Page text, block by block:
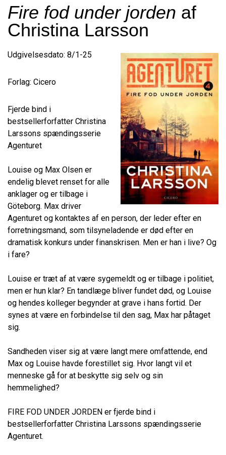
Fire fod under jorden af
Christina Larsson
Udgivelsesdato: 8/1-25
Forlag: Cicero
Fjerde bind i
bestsellerforfatter Christina
Larssons spændingsserie
Agenturet
Louise og Max Olsen er
endelig blevet renset for alle
anklager og er tilbage i
Göteborg. Max driver
Agenturet og kontaktes af en person, der leder efter en
forretningsmand, som tilsyneladende er død efter en
dramatisk konkurs under finanskrisen. Men er han i live? Og
i fare?
Louise er træt af at være sygemeldt og er tilbage i politiet,
men er hun klar? En tandlæge bliver fundet død, og Louise
og hendes kolleger begynder at grave i hans fortid. Der
synes at være en forbindelse til den sag, Max har påtaget
sig.
Sandheden viser sig at være langt mere omfattende, end
Max og Louise havde forestillet sig. Hvor langt vil et
menneske gå for at beskytte sig selv og sin
hemmelighed?
FIRE FOD UNDER JORDEN er fjerde bind i
bestsellerforfatter Christina Larssons spændingsserie
Agenturet.